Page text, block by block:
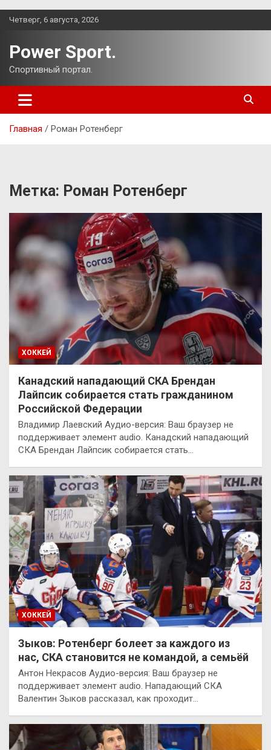
Перейти
Четверг, 6 августа, 2026
Power Sport.
Спортивный портал.
Главная Роман Ротенберг
Метка: Роман Ротенберг
ХОККЕЙ
Канадский нападающий СКА Брендан
Лайпсик собирается стать гражданином
Российской Федерации
Владимир Лаевский Аудио-версия: Ваш браузер не
поддерживает элемент audio. Канадский нападающий
СКА Брендан Лайпсик собирается стать…
ХОККЕЙ
Зыков: Ротенберг болеет за каждого из
нас, СКА становится не командой, а семьёй
Антон Некрасов Аудио-версия: Ваш браузер не
поддерживает элемент audio. Нападающий СКА
Валентин Зыков рассказал, как проходит…